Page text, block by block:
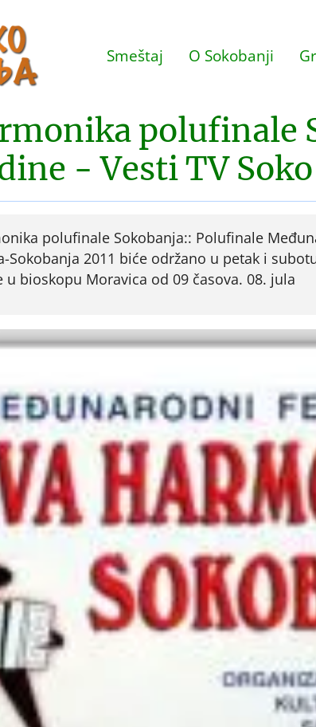
Smeštaj O Sokobanji
polufinale
- Vesti TV Soko
polufinale Sokobanja:: Polufinale
Sokobanja 2011 biće održano u petak i
u bioskopu Moravica od 09 časova. 08. jula